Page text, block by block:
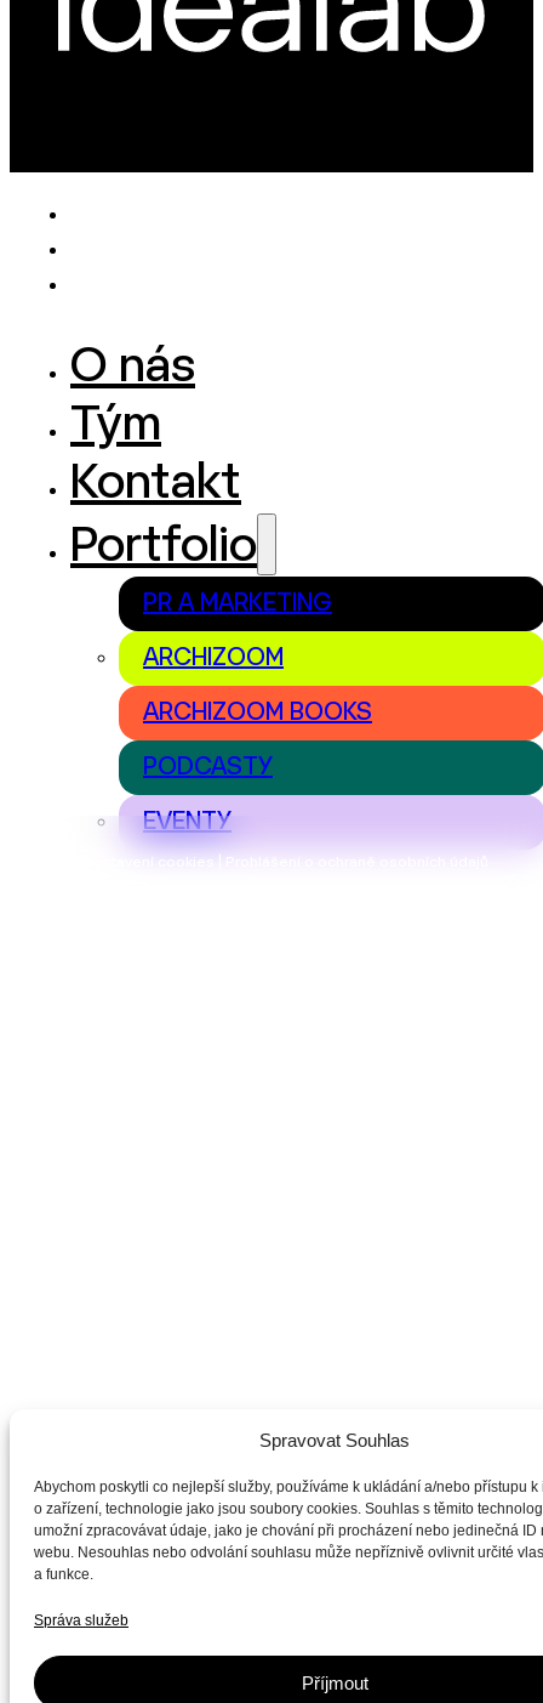
Spravovat Souhlas
Abychom poskytli co nejlepší služby, používáme k ukládání a/nebo přístupu k
o zařízení, technologie jako jsou soubory cookies. Souhlas s těmito
umožní zpracovávat údaje, jako je chování při procházení nebo jedinečná ID
webu. Nesouhlas nebo odvolání souhlasu může nepříznivě ovlivnit určité
a funkce.
Správa služeb
Příjmout
Nastavení cookies | Prohlášení o ochraně osobních údajů
O nás
Tým
Kontakt
Portfolio
PR A MARKETING
ARCHIZOOM
ARCHIZOOM BOOKS
PODCASTY
EVENTY